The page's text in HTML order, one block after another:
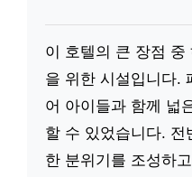
이 호텔의 큰 장점 중
을 위한 시설입니다.
어 아이들과 함께 넓
할 수 있었습니다. 전
한 분위기를 조성하